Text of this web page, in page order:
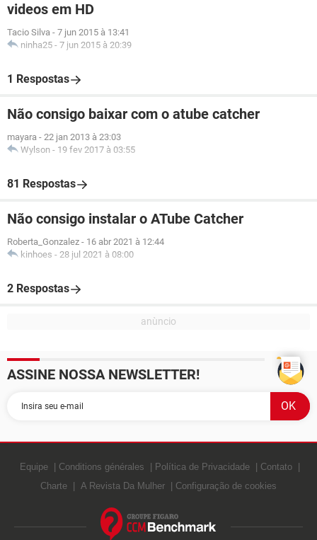
videos em HD
Tacio Silva - 7 jun 2015 à 13:41
ninha25 - 7 jun 2015 à 20:39
1 Respostas
Não consigo baixar com o atube catcher
mayara - 22 jan 2013 à 23:03
Wylson - 19 fev 2017 à 03:55
81 Respostas
Não consigo instalar o ATube Catcher
Roberta_Gonzalez - 16 abr 2021 à 12:44
kinhoes - 28 jul 2021 à 08:00
2 Respostas
ASSINE NOSSA NEWSLETTER!
Equipe Conditions générales Política de Privacidade
Contato
Charte
A Revista Da Mulher Configuração de cookies